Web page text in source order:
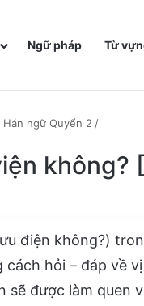
Ngữ pháp Từ
ngữ Quyển 2 /
không?
điện không?)
cách hỏi – đáp về
sẽ được làm quen